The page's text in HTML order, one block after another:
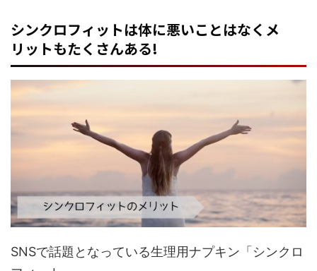
シンクロフィットは体に悪いことはなくメ
リットもたくさんある!
SNSで話題となっている生理用ナプキン「シンクロ